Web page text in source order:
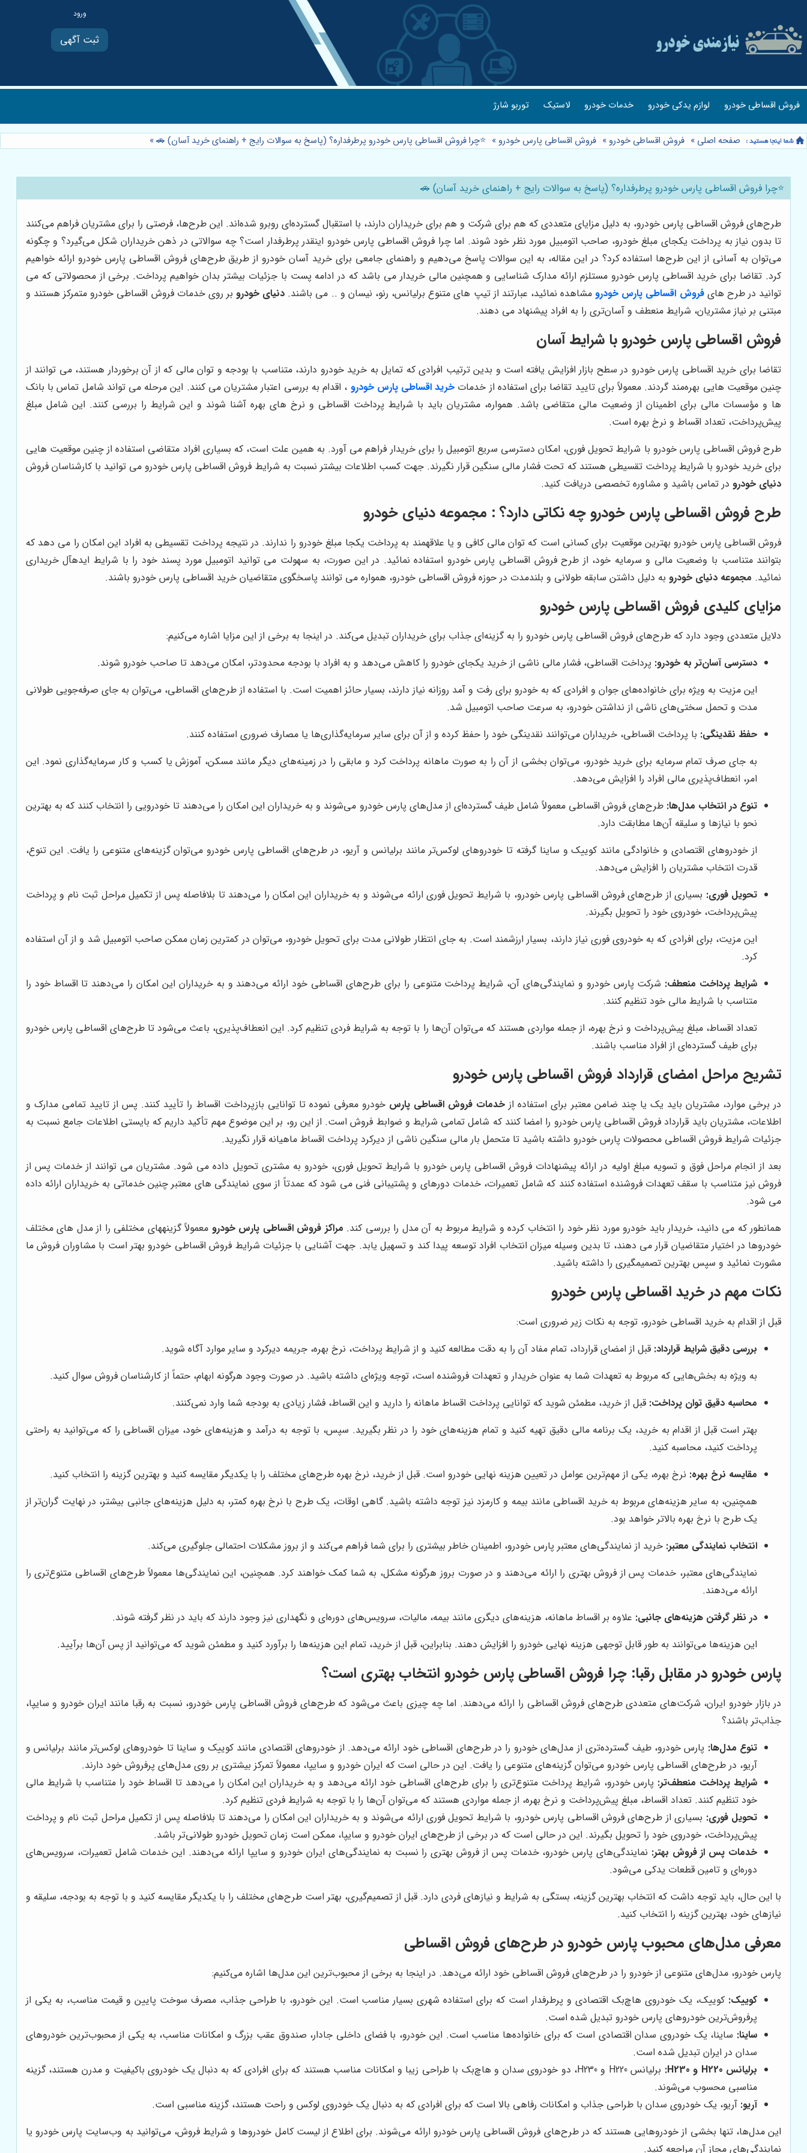
ثبت آگهی
فروش اقساطی خودرو لوازم یدکی خودرو خدمات خودرو لاستیک توربو شارژ
صفحه اصلی » فروش اقساطی خودرو » فروش اقساطی پارس خودرو » ⭐️چرا فروش اقساطی پارس خودرو پرطرفداره؟ (پاسخ به سوالات رایج + راهنمای خرید آسان) 🚗»
⭐️چرا فروش اقساطی پارس خودرو پرطرفداره؟ (پاسخ به سوالات رایج + راهنمای خرید آسان) 🚗
طرح‌های فروش اقساطی پارس خودرو، به دلیل مزایای متعددی که هم برای شرکت و هم برای خریداران دارند، با استقبال گسترده‌ای روبرو شده‌اند. این طرح‌ها، فرصتی را برای مشتریان فراهم می‌کنند
تا بدون نیاز به پرداخت یکجای مبلغ خودرو، صاحب اتومبیل مورد نظر خود شوند. اما چرا فروش اقساطی پارس خودرو اینقدر پرطرفدار است؟ چه سوالاتی در ذهن خریداران شکل می‌گیرد؟ و چگونه
می‌توان به آسانی از این طرح‌ها استفاده کرد؟ در این مقاله، به این سوالات پاسخ می‌دهیم و راهنمای جامعی برای خرید آسان خودرو از طریق طرح‌های فروش اقساطی پارس خودرو ارائه خواهیم
کرد. تقاضا برای خرید اقساطی پارس خودرو مستلزم ارائه مدارک شناسایی و همچنین مالی خریدار می باشد که در ادامه پست با جزئیات بیشتر بدان خواهیم پرداخت. برخی از محصولاتی که می
توانید در طرح هایفروش اقساطی پارس خودرومشاهده نمائید، عبارتند از تیپ های متنوع برلیانس، رنو، نیسان و .. می باشند. دنیای خودروبر روی خدمات فروش اقساطی خودرو متمرکز هستند و
مبتنی بر نیاز مشتریان، شرایط منعطف و آسان‌تری را به افراد پیشنهاد می دهند.
فروش اقساطی پارس خودرو با شرایط آسان
تقاضا برای خرید اقساطی پارس خودرو در سطح بازار افزایش یافته است و بدین ترتیب افرادی که تمایل به خرید خودرو دارند، متناسب با بودجه و توان مالی که از آن برخوردار هستند، می توانند از
چنین موقعیت هایی بهره‌مند گردند. معمولاً برای تایید تقاضا برای استفاده از خدمات خرید اقساطی پارس خودرو ، اقدام به بررسی اعتبار مشتریان می کنند. این مرحله می تواند شامل تماس با بانک
ها و مؤسسات مالی برای اطمینان از وضعیت مالی متقاضی باشد. همواره، مشتریان باید با شرایط پرداخت اقساطی و نرخ های بهره آشنا شوند و این شرایط را بررسی کنند. این شامل مبلغ
پیش‌پرداخت، تعداد اقساط و نرخ بهره است.
طرح فروش اقساطی پارس خودرو با شرایط تحویل فوری، امکان دسترسی سریع اتومبیل را برای خریدار فراهم می آورد. به همین علت است، که بسیاری افراد متقاضی استفاده از چنین موقعیت هایی
برای خرید خودرو با شرایط پرداخت تقسیطی هستند که تحت فشار مالی سنگین قرار نگیرند. جهت کسب اطلاعات بیشتر نسبت به شرایط فروش اقساطی پارس خودرو می توانید با کارشناسان فروش
دنیای خودرو در تماس باشید و مشاوره تخصصی دریافت کنید.
طرح فروش اقساطی پارس خودرو چه نکاتی دارد؟ : مجموعه دنیای خودرو
فروش اقساطی پارس خودرو بهترین موقعیت برای کسانی است که توان مالی کافی و یا علاقه‎مند به پرداخت یکجا مبلغ خودرو را ندارند. در نتیجه پرداخت تقسیطی به افراد این امکان را می دهد که
بتوانند متناسب با وضعیت مالی و سرمایه خود، از طرح فروش اقساطی پارس خودرو استفاده نمائید. در این صورت، به سهولت می توانید اتومبیل مورد پسند خود را با شرایط ایده‎آل خریداری
نمائید. مجموعه دنیای خودرو به دلیل داشتن سابقه طولانی و بلندمدت در حوزه فروش اقساطی خودرو، همواره می توانند پاسخگوی متقاضیان خرید اقساطی پارس خودرو باشند.
مزایای کلیدی فروش اقساطی پارس خودرو
دلایل متعددی وجود دارد که طرح‌های فروش اقساطی پارس خودرو را به گزینه‌ای جذاب برای خریداران تبدیل می‌کند. در اینجا به برخی از این مزایا اشاره می‌کنیم:
دسترسی آسان‌تر به خودرو: پرداخت اقساطی، فشار مالی ناشی از خرید یکجای خودرو را کاهش می‌دهد و به افراد با بودجه محدودتر، امکان می‌دهد تا صاحب خودرو شوند.
این مزیت به ویژه برای خانواده‌های جوان و افرادی که به خودرو برای رفت و آمد روزانه نیاز دارند، بسیار حائز اهمیت است. با استفاده از طرح‌های اقساطی، می‌توان به جای صرفه‌جویی طولانی
مدت و تحمل سختی‌های ناشی از نداشتن خودرو، به سرعت صاحب اتومبیل شد.
حفظ نقدینگی: با پرداخت اقساطی، خریداران می‌توانند نقدینگی خود را حفظ کرده و از آن برای سایر سرمایه‌گذاری‌ها یا مصارف ضروری استفاده کنند.
به جای صرف تمام سرمایه برای خرید خودرو، می‌توان بخشی از آن را به صورت ماهانه پرداخت کرد و مابقی را در زمینه‌های دیگر مانند مسکن، آموزش یا کسب و کار سرمایه‌گذاری نمود. این
امر، انعطاف‌پذیری مالی افراد را افزایش می‌دهد.
تنوع در انتخاب مدل‌ها: طرح‌های فروش اقساطی معمولاً شامل طیف گسترده‌ای از مدل‌های پارس خودرو می‌شوند و به خریداران این امکان را می‌دهند تا خودرویی را انتخاب کنند که به بهترین
نحو با نیازها و سلیقه آن‌ها مطابقت دارد.
از خودروهای اقتصادی و خانوادگی مانند کوییک و ساینا گرفته تا خودروهای لوکس‌تر مانند برلیانس و آریو، در طرح‌های اقساطی پارس خودرو می‌توان گزینه‌های متنوعی را یافت. این تنوع،
قدرت انتخاب مشتریان را افزایش می‌دهد.
تحویل فوری: بسیاری از طرح‌های فروش اقساطی پارس خودرو، با شرایط تحویل فوری ارائه می‌شوند و به خریداران این امکان را می‌دهند تا بلافاصله پس از تکمیل مراحل ثبت نام و پرداخت
پیش‌پرداخت، خودروی خود را تحویل بگیرند.
این مزیت، برای افرادی که به خودروی فوری نیاز دارند، بسیار ارزشمند است. به جای انتظار طولانی مدت برای تحویل خودرو، می‌توان در کمترین زمان ممکن صاحب اتومبیل شد و از آن استفاده
کرد.
شرایط پرداخت منعطف: شرکت پارس خودرو و نمایندگی‌های آن، شرایط پرداخت متنوعی را برای طرح‌های اقساطی خود ارائه می‌دهند و به خریداران این امکان را می‌دهند تا اقساط خود را
متناسب با شرایط مالی خود تنظیم کنند.
تعداد اقساط، مبلغ پیش‌پرداخت و نرخ بهره، از جمله مواردی هستند که می‌توان آن‌ها را با توجه به شرایط فردی تنظیم کرد. این انعطاف‌پذیری، باعث می‌شود تا طرح‌های اقساطی پارس خودرو
برای طیف گسترده‌ای از افراد مناسب باشند.
تشریح مراحل امضای قرارداد فروش اقساطی پارس خودرو
در برخی موارد، مشتریان باید یک یا چند ضامن معتبر برای استفاده از خدمات فروش اقساطی پارس خودرو معرفی نموده تا توانایی بازپرداخت اقساط را تأیید کنند. پس از تایید تمامی مدارک و
اطلاعات، مشتریان باید قرارداد فروش اقساطی پارس خودرو را امضا کنند که شامل تمامی شرایط و ضوابط فروش است. از این رو، بر این موضوع مهم تأکید داریم که بایستی اطلاعات جامع نسبت به
جزئیات شرایط فروش اقساطی محصولات پارس خودرو داشته باشید تا متحمل بار مالی سنگین ناشی از دیرکرد پرداخت اقساط ماهیانه قرار نگیرید.
بعد از انجام مراحل فوق و تسویه مبلغ اولیه در ارائه پیشنهادات فروش اقساطی پارس خودرو با شرایط تحویل فوری، خودرو به مشتری تحویل داده می شود. مشتریان می توانند از خدمات پس از
فروش نیز متناسب با سقف تعهدات فروشنده استفاده کنند که شامل تعمیرات، خدمات دوره‎ای و پشتیبانی فنی می شود که عمدتاً از سوی نمایندگی های معتبر چنین خدماتی به خریداران ارائه داده
می شود.
همانطور که می دانید، خریدار باید خودرو مورد نظر خود را انتخاب کرده و شرایط مربوط به آن مدل را بررسی کند. مراکز فروش اقساطی پارس خودرو
معمولاً گزینه‎های مختلفی را از مدل های مختلف
خودروها در اختیار متقاضیان قرار می دهند، تا بدین وسیله میزان انتخاب افراد توسعه پیدا کند و تسهیل یابد. جهت آشنایی با جزئیات شرایط فروش اقساطی خودرو بهتر است با مشاوران فروش ما
مشورت نمائید و سپس بهترین تصمیم‎گیری را داشته باشید.
نکات مهم در خرید اقساطی پارس خودرو
قبل از اقدام به خرید اقساطی خودرو، توجه به نکات زیر ضروری است:
بررسی دقیق شرایط قرارداد: قبل از امضای قرارداد، تمام مفاد آن را به دقت مطالعه کنید و از شرایط پرداخت، نرخ بهره، جریمه دیرکرد و سایر موارد آگاه شوید.
به ویژه به بخش‌هایی که مربوط به تعهدات شما به عنوان خریدار و تعهدات فروشنده است، توجه ویژه‌ای داشته باشید. در صورت وجود هرگونه ابهام، حتماً از کارشناسان فروش سوال کنید.
محاسبه دقیق توان پرداخت: قبل از خرید، مطمئن شوید که توانایی پرداخت اقساط ماهانه را دارید و این اقساط، فشار زیادی به بودجه شما وارد نمی‌کنند.
بهتر است قبل از اقدام به خرید، یک برنامه مالی دقیق تهیه کنید و تمام هزینه‌های خود را در نظر بگیرید. سپس، با توجه به درآمد و هزینه‌های خود، میزان اقساطی را که می‌توانید به راحتی
پرداخت کنید، محاسبه کنید.
مقایسه نرخ بهره: نرخ بهره، یکی از مهم‌ترین عوامل در تعیین هزینه نهایی خودرو است. قبل از خرید، نرخ بهره طرح‌های مختلف را با یکدیگر مقایسه کنید و بهترین گزینه را انتخاب کنید.
همچنین، به سایر هزینه‌های مربوط به خرید اقساطی مانند بیمه و کارمزد نیز توجه داشته باشید. گاهی اوقات، یک طرح با نرخ بهره کمتر، به دلیل هزینه‌های جانبی بیشتر، در نهایت گران‌تر از
یک طرح با نرخ بهره بالاتر خواهد بود.
انتخاب نمایندگی معتبر: خرید از نمایندگی‌های معتبر پارس خودرو، اطمینان خاطر بیشتری را برای شما فراهم می‌کند و از بروز مشکلات احتمالی جلوگیری می‌کند.
نمایندگی‌های معتبر، خدمات پس از فروش بهتری را ارائه می‌دهند و در صورت بروز هرگونه مشکل، به شما کمک خواهند کرد. همچنین، این نمایندگی‌ها معمولاً طرح‌های اقساطی متنوع‌تری را
ارائه می‌دهند.
در نظر گرفتن هزینه‌های جانبی: علاوه بر اقساط ماهانه، هزینه‌های دیگری مانند بیمه، مالیات، سرویس‌های دوره‌ای و نگهداری نیز وجود دارند که باید در نظر گرفته شوند.
این هزینه‌ها می‌توانند به طور قابل توجهی هزینه نهایی خودرو را افزایش دهند. بنابراین، قبل از خرید، تمام این هزینه‌ها را برآورد کنید و مطمئن شوید که می‌توانید از پس آن‌ها برآیید.
پارس خودرو در مقابل رقبا: چرا فروش اقساطی پارس خودرو انتخاب بهتری است؟
در بازار خودرو ایران، شرکت‌های متعددی طرح‌های فروش اقساطی را ارائه می‌دهند. اما چه چیزی باعث می‌شود که طرح‌های فروش اقساطی پارس خودرو، نسبت به رقبا مانند ایران خودرو و سایپا،
جذاب‌تر باشند؟
تنوع مدل‌ها: پارس خودرو، طیف گسترده‌تری از مدل‌های خودرو را در طرح‌های اقساطی خود ارائه می‌دهد. از خودروهای اقتصادی مانند کوییک و ساینا تا خودروهای لوکس‌تر مانند برلیانس و
آریو، در طرح‌های اقساطی پارس خودرو می‌توان گزینه‌های متنوعی را یافت. این در حالی است که ایران خودرو و سایپا، معمولاً تمرکز بیشتری بر روی مدل‌های پرفروش خود دارند.
شرایط پرداخت منعطف‌تر: پارس خودرو، شرایط پرداخت متنوع‌تری را برای طرح‌های اقساطی خود ارائه می‌دهد و به خریداران این امکان را می‌دهد تا اقساط خود را متناسب با شرایط مالی
خود تنظیم کنند. تعداد اقساط، مبلغ پیش‌پرداخت و نرخ بهره، از جمله مواردی هستند که می‌توان آن‌ها را با توجه به شرایط فردی تنظیم کرد.
تحویل فوری: بسیاری از طرح‌های فروش اقساطی پارس خودرو، با شرایط تحویل فوری ارائه می‌شوند و به خریداران این امکان را می‌دهند تا بلافاصله پس از تکمیل مراحل ثبت نام و پرداخت
پیش‌پرداخت، خودروی خود را تحویل بگیرند. این در حالی است که در برخی از طرح‌های ایران خودرو و سایپا، ممکن است زمان تحویل خودرو طولانی‌تر باشد.
خدمات پس از فروش بهتر: نمایندگی‌های پارس خودرو، خدمات پس از فروش بهتری را نسبت به نمایندگی‌های ایران خودرو و سایپا ارائه می‌دهند. این خدمات شامل تعمیرات، سرویس‌های
دوره‌ای و تامین قطعات یدکی می‌شود.
با این حال، باید توجه داشت که انتخاب بهترین گزینه، بستگی به شرایط و نیازهای فردی دارد. قبل از تصمیم‌گیری، بهتر است طرح‌های مختلف را با یکدیگر مقایسه کنید و با توجه به بودجه، سلیقه و
نیازهای خود، بهترین گزینه را انتخاب کنید.
معرفی مدل‌های محبوب پارس خودرو در طرح‌های فروش اقساطی
پارس خودرو، مدل‌های متنوعی از خودرو را در طرح‌های فروش اقساطی خود ارائه می‌دهد. در اینجا به برخی از محبوب‌ترین این مدل‌ها اشاره می‌کنیم:
کوییک: کوییک، یک خودروی هاچ‌بک اقتصادی و پرطرفدار است که برای استفاده شهری بسیار مناسب است. این خودرو، با طراحی جذاب، مصرف سوخت پایین و قیمت مناسب، به یکی از
پرفروش‌ترین خودروهای پارس خودرو تبدیل شده است.
ساینا: ساینا، یک خودروی سدان اقتصادی است که برای خانواده‌ها مناسب است. این خودرو، با فضای داخلی جادار، صندوق عقب بزرگ و امکانات مناسب، به یکی از محبوب‌ترین خودروهای
سدان در ایران تبدیل شده است.
برلیانس H220 و H230:
برلیانس H220 و H230، دو خودروی سدان و هاچ‌بک با طراحی زیبا و امکانات مناسب هستند که برای افرادی که به دنبال یک خودروی باکیفیت و مدرن هستند، گزینه
مناسبی محسوب می‌شوند.
آریو: آریو، یک خودروی سدان با طراحی جذاب و امکانات رفاهی بالا است که برای افرادی که به دنبال یک خودروی لوکس و راحت هستند، گزینه مناسبی است.
این مدل‌ها، تنها بخشی از خودروهایی هستند که در طرح‌های فروش اقساطی پارس خودرو ارائه می‌شوند. برای اطلاع از لیست کامل خودروها و شرایط فروش، می‌توانید به وب‌سایت پارس خودرو یا
نمایندگی‌های مجاز آن مراجعه کنید.